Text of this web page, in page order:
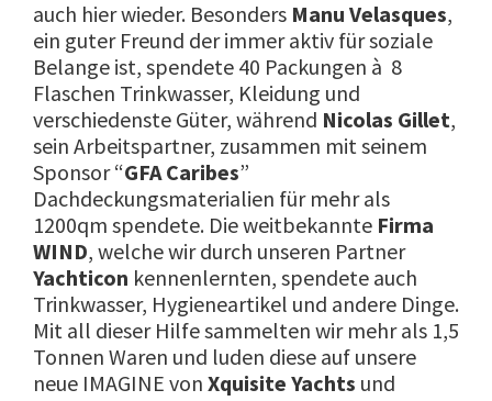
auch hier wieder. Besonders Manu Velasques,
ein guter Freund der immer aktiv für soziale
Belange ist, spendete 40 Packungen à 8
Flaschen Trinkwasser, Kleidung und
verschiedenste Güter, während Nicolas Gillet,
sein Arbeitspartner, zusammen mit seinem
Sponsor “GFA Caribes”
Dachdeckungsmaterialien für mehr als
1200qm spendete. Die weitbekannte Firma
WIND, welche wir durch unseren Partner
Yachticon kennenlernten, spendete auch
Trinkwasser, Hygieneartikel und andere Dinge.
Mit all dieser Hilfe sammelten wir mehr als 1,5
Tonnen Waren und luden diese auf unsere
neue IMAGINE von Xquisite Yachts und